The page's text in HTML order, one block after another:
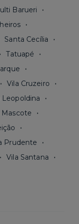
Barueri
Santa Cecília
Tatuapé
Vila Cruzeiro
Leopoldina
Mascote
Prudente
Vila Santana